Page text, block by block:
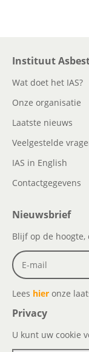
Instituut
Wat doet het IAS?
Onze organisatie
Laatste nieuws
Veelgestelde
IAS in English
Contactgegevens
Nieuwsbrief
Blijf op de
Lees hier onze
Privacy
U kunt uw cookie